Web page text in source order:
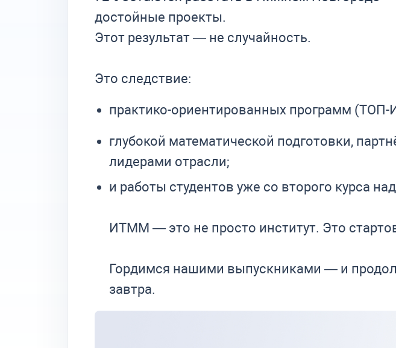
достойные проекты.
Этот результат — не случайность.
Это следствие:
практико-ориентированных программ (ТОП-
глубокой математической подготовки,
лидерами отрасли;
и работы студентов уже со второго курса
ИТММ — это не просто институт. Это
Гордимся нашими выпускниками — и
завтра.